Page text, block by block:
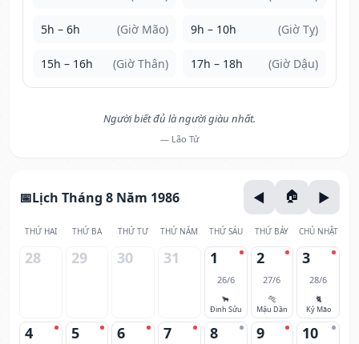
5h – 6h (Giờ Mão) 9h – 10h (Giờ Tỵ)
15h – 16h (Giờ Thân) 17h – 18h (Giờ Dậu)
Người biết đủ là người giàu nhất.
— Lão Tử
Lịch Tháng 8 Năm 1986
THỨ HAI THỨ BA THỨ TƯ THỨ NĂM THỨ SÁU THỨ BẢY CHỦ NHẬT
28 29 30 31 1
26/6
🐂
Đinh Sửu
2
27/6
🐅
Mậu Dần
3
28/6
🐈
Kỷ Mão
4 5 6 7 8 9 10